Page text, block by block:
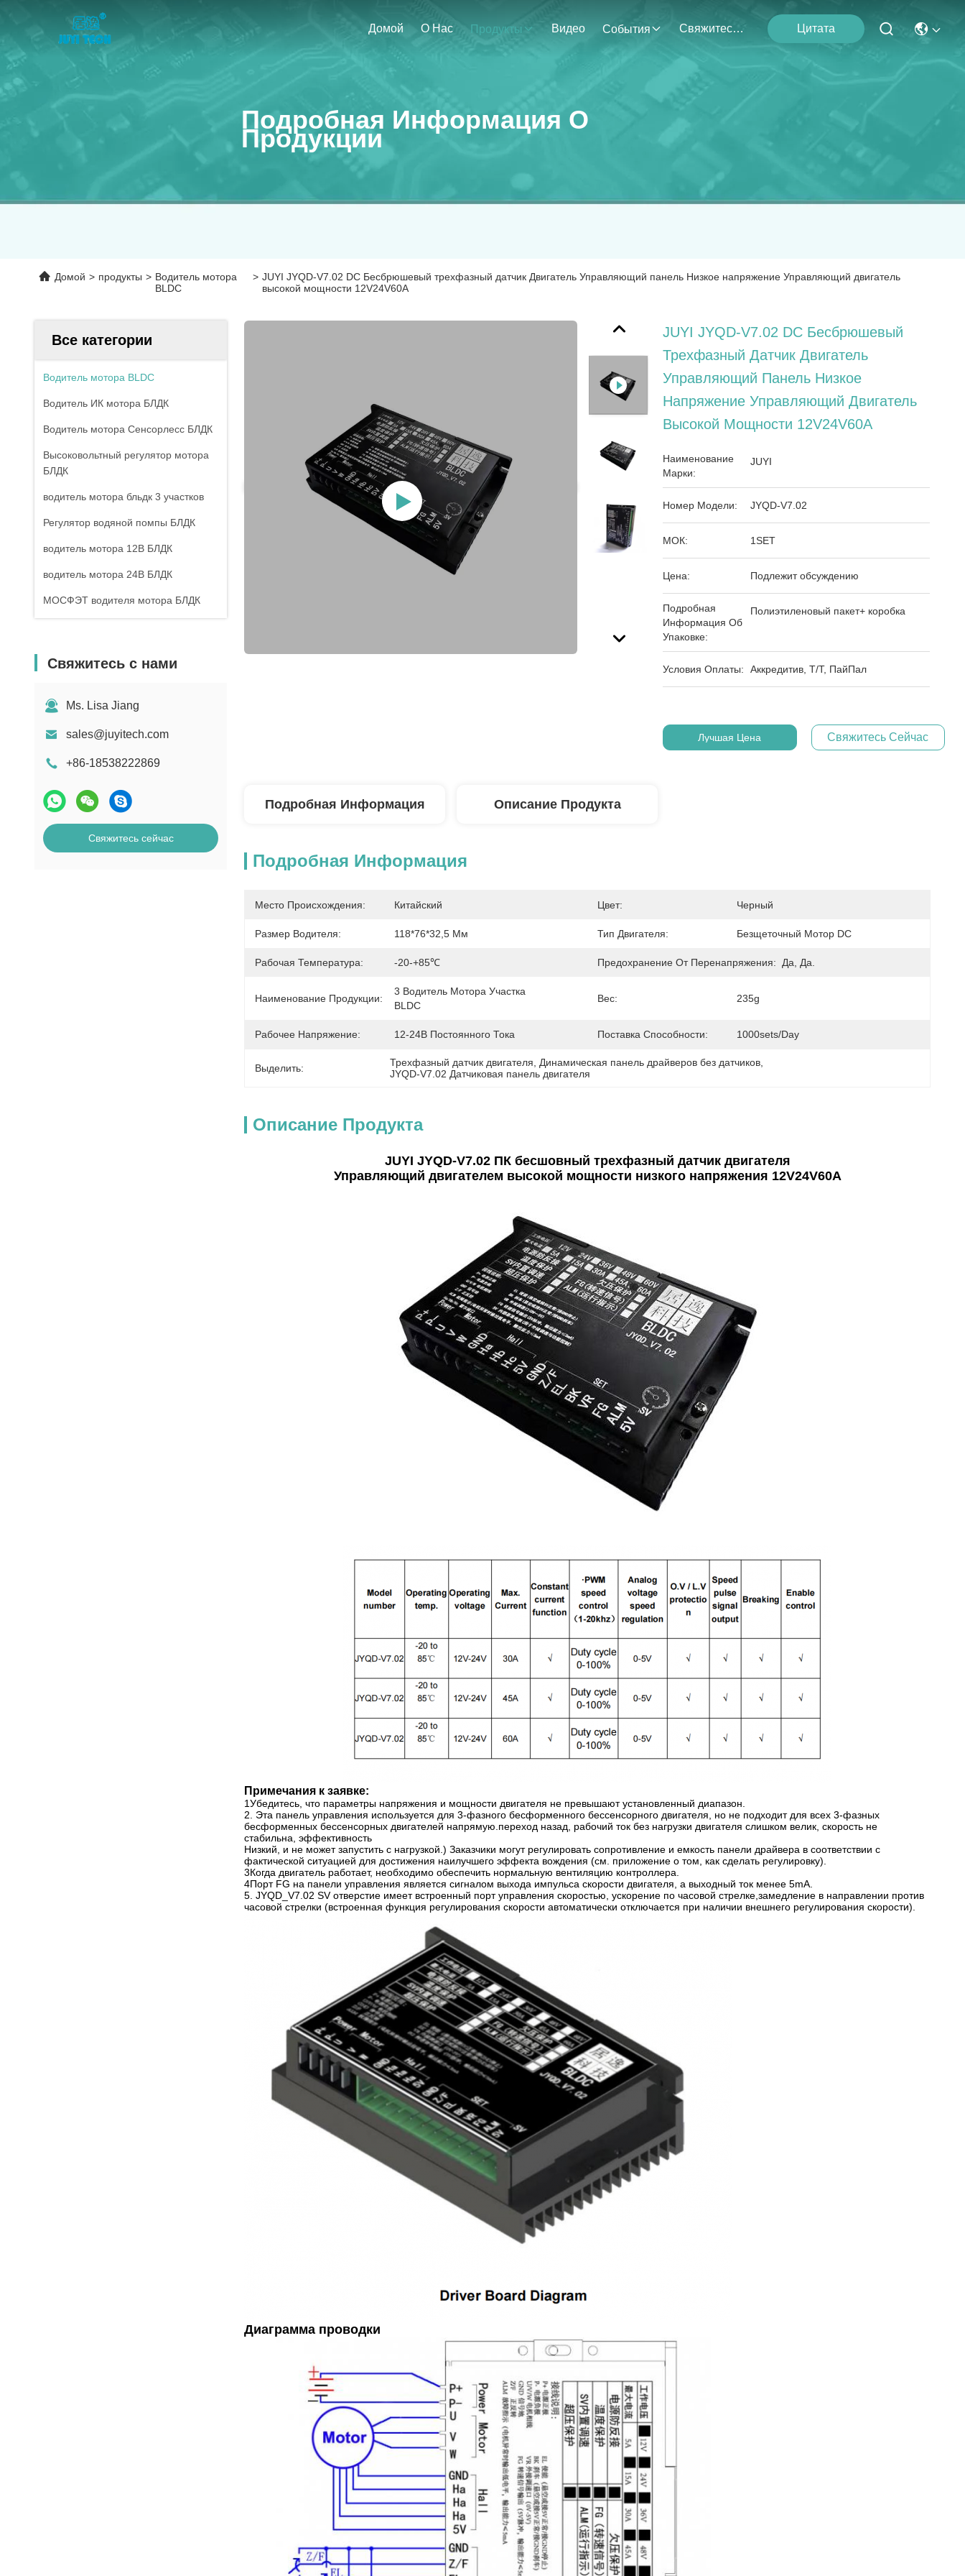
Домой О Нас Продукты Видео События Свяжитесь С Нами Цитата
Подробная Информация О
Продукции
Домой > продукты > Водитель мотора
BLDC
> JUYI JYQD-V7.02 DC Бесбрюшевый трехфазный датчик Двигатель Управляющий панель Низкое напряжение Управляющий двигатель
высокой мощности 12V24V60A
Все категории
Водитель мотора BLDC
Водитель ИК мотора БЛДК
Водитель мотора Сенсорлесс БЛДК
Высоковольтный регулятор мотора
БЛДК
водитель мотора бльдк 3 участков
Регулятор водяной помпы БЛДК
водитель мотора 12В БЛДК
водитель мотора 24В БЛДК
МОСФЭТ водителя мотора БЛДК
Свяжитесь с нами
Ms. Lisa Jiang
sales@juyitech.com
+86-18538222869
Свяжитесь сейчас
JUYI JYQD-V7.02 DC Бесбрюшевый
Трехфазный Датчик Двигатель
Управляющий Панель Низкое
Напряжение Управляющий Двигатель
Высокой Мощности 12V24V60A
Наименование
Марки:
JUYI
Номер Модели: JYQD-V7.02
МОК: 1SET
Цена: Подлежит обсуждению
Подробная
Информация Об
Упаковке:
Полиэтиленовый пакет+ коробка
Условия Оплаты: Аккредитив, Т/Т, ПайПал
Лучшая Цена Свяжитесь Сейчас
Подробная Информация Описание Продукта
Подробная Информация
Место Происхождения: Китайский Цвет: Черный
Размер Водителя: 118*76*32,5 Мм Тип Двигателя: Безщеточный Мотор DC
Рабочая Температура: -20-+85℃ Предохранение От Перенапряжения: Да, Да.
Наименование Продукции:
3 Водитель Мотора Участка
BLDC
Вес: 235g
Рабочее Напряжение: 12-24В Постоянного Тока Поставка Способности: 1000sets/day
Выделить: Трехфазный датчик двигателя Динамическая панель драйверов без датчиков
JYQD-V7.02 Датчиковая панель двигателя
Описание Продукта
JUYI JYQD-V7.02 ПК бесшовный трехфазный датчик двигателя
Управляющий двигателем высокой мощности низкого напряжения 12V24V60A
Примечания к заявке:
1Убедитесь, что параметры напряжения и мощности двигателя не превышают установленный диапазон.
2. Эта панель управления используется для 3-фазного бесформенного бессенсорного двигателя, но не подходит для всех 3-фазных
бесформенных бессенсорных двигателей напрямую.переход назад, рабочий ток без нагрузки двигателя слишком велик, скорость не
стабильна, эффективность
Низкий, и не может запустить с нагрузкой.) Заказчики могут регулировать сопротивление и емкость панели драйвера в соответствии с
фактической ситуацией для достижения наилучшего эффекта вождения (см. приложение о том, как сделать регулировку).
3Когда двигатель работает, необходимо обеспечить нормальную вентиляцию контроллера.
4Порт FG на панели управления является сигналом выхода импульса скорости двигателя, а выходный ток менее 5mA.
5. JYQD_V7.02 SV отверстие имеет встроенный порт управления скоростью, ускорение по часовой стрелке,замедление в направлении против
часовой стрелки (встроенная функция регулирования скорости автоматически отключается при наличии внешнего регулирования скорости).
Диаграмма проводки